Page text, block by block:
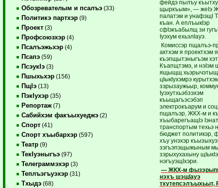
Обозревателым и псалъэ (33)
Политикэ партхэр (9)
Проект (3)
Профсоюзхэр (4)
Псалъэжьхэр (4)
Псапэ (59)
ПсэукIэ (3)
Пшыхьхэр (156)
ПщIэ (13)
ПэкIухэр (35)
Репортаж (7)
Сабийхэм факъыхуеджэ (2)
Спорт (41)
Спорт хъыбархэр (597)
Театр (9)
ТекIуэныгъэ (97)
Телеграммэхэр (3)
Теплъэгъуэхэр (31)
Тхыдэ (68)
фейдэ пылъу
щыр­къым», — жеIэ
палатэм и унафэщI
къан. А еплъыкIэр
сфIэкъабылщ зи
Iуэхум ехьэ­лIауэ.
Комиссэр пщалъэ-
актхэм я проектхэм я
къэпщытэныгъэм
Къапщтэмэ, и нэIэм
ящыщщ
цIыкIухэмрэ
зэрызаужьыр,
Iуэхутхьэбзэхэм
къыщагъэсэбэп
электрокъарум и
пщалъэр, ЖКХ-м и
хъыбарегъащIэ
транспортым техьэ
бюджет политикэр,
хъу унэхэр
зэгъэпэщыжыным
зэрыхухахыну
нэгъуэщIхэри.
— ЖКХ-м
нэхъ шэщIауэ
тхутепсэлъыхьыт,